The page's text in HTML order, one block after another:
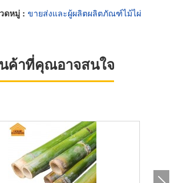
ดหมู่ : ขายส่งและผู้ผลิตผลิตภัณฑ์ไม้ไผ่
ค้าที่คุณอาจสนใจ